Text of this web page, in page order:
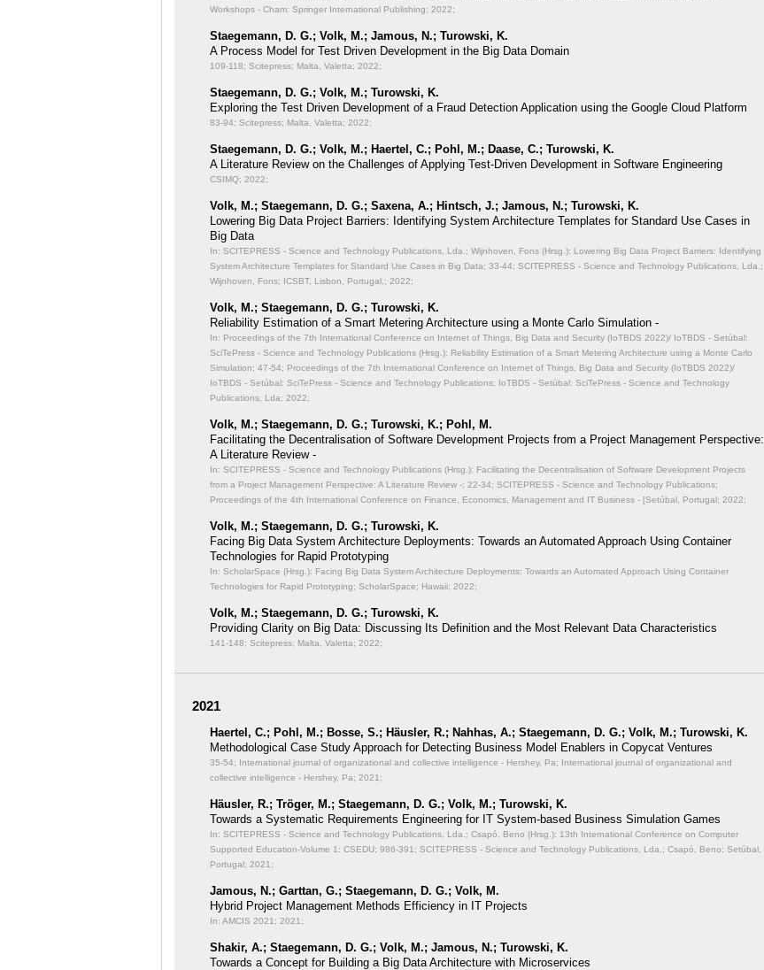
Workshops - Cham: Springer International Publishing; 2022;
Staegemann, D. G.; Volk, M.; Jamous, N.; Turowski, K.
A Process Model for Test Driven Development in the Big Data Domain
109-118; Scitepress; Malta, Valetta; 2022;
Staegemann, D. G.; Volk, M.; Turowski, K.
Exploring the Test Driven Development of a Fraud Detection Application using the Google Cloud Platform
83-94; Scitepress; Malta, Valetta; 2022;
Staegemann, D. G.; Volk, M.; Haertel, C.; Pohl, M.; Daase, C.; Turowski, K.
A Literature Review on the Challenges of Applying Test-Driven Development in Software Engineering
CSIMQ; 2022;
Volk, M.; Staegemann, D. G.; Saxena, A.; Hintsch, J.; Jamous, N.; Turowski, K.
Lowering Big Data Project Barriers: Identifying System Architecture Templates for Standard Use Cases in
Big Data
In: SCITEPRESS - Science and Technology Publications, Lda.; Wijnhoven, Fons (Hrsg.): Lowering Big Data Project Barriers: Identifying
System Architecture Templates for Standard Use Cases in Big Data; 33-44; SCITEPRESS - Science and Technology Publications, Lda.;
Wijnhoven, Fons; ICSBT, Lisbon, Portugal,; 2022;
Volk, M.; Staegemann, D. G.; Turowski, K.
Reliability Estimation of a Smart Metering Architecture using a Monte Carlo Simulation -
In: Proceedings of the 7th International Conference on Internet of Things, Big Data and Security (IoTBDS 2022)/ IoTBDS - Setúbal:
SciTePress - Science and Technology Publications (Hrsg.): Reliability Estimation of a Smart Metering Architecture using a Monte Carlo
Simulation; 47-54; Proceedings of the 7th International Conference on Internet of Things, Big Data and Security (IoTBDS 2022)/
IoTBDS - Setúbal: SciTePress - Science and Technology Publications; IoTBDS - Setúbal: SciTePress - Science and Technology
Publications, Lda; 2022;
Volk, M.; Staegemann, D. G.; Turowski, K.; Pohl, M.
Facilitating the Decentralisation of Software Development Projects from a Project Management Perspective:
A Literature Review -
In: SCITEPRESS - Science and Technology Publications (Hrsg.): Facilitating the Decentralisation of Software Development Projects
from a Project Management Perspective: A Literature Review -; 22-34; SCITEPRESS - Science and Technology Publications;
Proceedings of the 4th International Conference on Finance, Economics, Management and IT Business - [Setúbal, Portugal; 2022;
Volk, M.; Staegemann, D. G.; Turowski, K.
Facing Big Data System Architecture Deployments: Towards an Automated Approach Using Container
Technologies for Rapid Prototyping
In: ScholarSpace (Hrsg.): Facing Big Data System Architecture Deployments: Towards an Automated Approach Using Container
Technologies for Rapid Prototyping; ScholarSpace; Hawaii; 2022;
Volk, M.; Staegemann, D. G.; Turowski, K.
Providing Clarity on Big Data: Discussing Its Definition and the Most Relevant Data Characteristics
141-148; Scitepress; Malta, Valetta; 2022;
2021
Haertel, C.; Pohl, M.; Bosse, S.; Häusler, R.; Nahhas, A.; Staegemann, D. G.; Volk, M.; Turowski, K.
Methodological Case Study Approach for Detecting Business Model Enablers in Copycat Ventures
35-54; International journal of organizational and collective intelligence - Hershey, Pa; International journal of organizational and
collective intelligence - Hershey, Pa; 2021;
Häusler, R.; Tröger, M.; Staegemann, D. G.; Volk, M.; Turowski, K.
Towards a Systematic Requirements Engineering for IT System-based Business Simulation Games
In: SCITEPRESS - Science and Technology Publications, Lda.; Csapó, Beno (Hrsg.): 13th International Conference on Computer
Supported Education-Volume 1: CSEDU; 986-391; SCITEPRESS - Science and Technology Publications, Lda.; Csapó, Beno; Setúbal,
Portugal; 2021;
Jamous, N.; Garttan, G.; Staegemann, D. G.; Volk, M.
Hybrid Project Management Methods Efficiency in IT Projects
In: AMCIS 2021; 2021;
Shakir, A.; Staegemann, D. G.; Volk, M.; Jamous, N.; Turowski, K.
Towards a Concept for Building a Big Data Architecture with Microservices